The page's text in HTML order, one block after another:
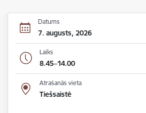
Datums
7. augusts, 2026
Laiks
8.45–14.00
Atrašanās vieta
Tiešsaistē